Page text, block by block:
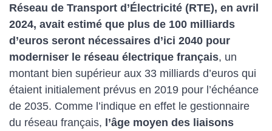
Réseau de Transport d’Électricité (RTE), en avril
2024, avait estimé que plus de 100 milliards
d’euros seront nécessaires d’ici 2040 pour
moderniser le réseau électrique français, un
montant bien supérieur aux 33 milliards d’euros qui
étaient initialement prévus en 2019 pour l’échéance
de 2035. Comme l’indique en effet le gestionnaire
du réseau français, l’âge moyen des liaisons